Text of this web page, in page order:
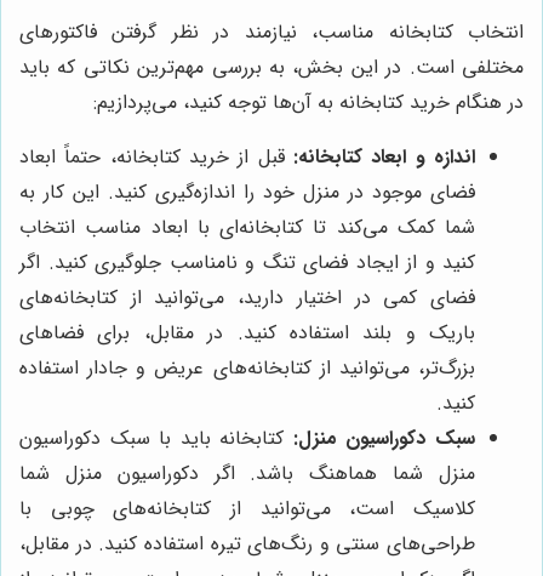
انتخاب کتابخانه مناسب، نیازمند در نظر گرفتن فاکتورهای
مختلفی است. در این بخش، به بررسی مهم‌ترین نکاتی که باید
در هنگام خرید کتابخانه به آن‌ها توجه کنید، می‌پردازیم:
اندازه و ابعاد کتابخانه: قبل از خرید کتابخانه، حتماً ابعاد
فضای موجود در منزل خود را اندازه‌گیری کنید. این کار به
شما کمک می‌کند تا کتابخانه‌ای با ابعاد مناسب انتخاب
کنید و از ایجاد فضای تنگ و نامناسب جلوگیری کنید. اگر
فضای کمی در اختیار دارید، می‌توانید از کتابخانه‌های
باریک و بلند استفاده کنید. در مقابل، برای فضاهای
بزرگ‌تر، می‌توانید از کتابخانه‌های عریض و جادار استفاده
کنید.
سبک دکوراسیون منزل: کتابخانه باید با سبک دکوراسیون
منزل شما هماهنگ باشد. اگر دکوراسیون منزل شما
کلاسیک است، می‌توانید از کتابخانه‌های چوبی با
طراحی‌های سنتی و رنگ‌های تیره استفاده کنید. در مقابل،